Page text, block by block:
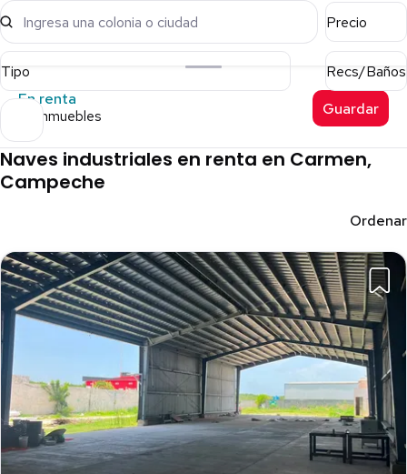
Ingresa una colonia o ciudad Precio
Tipo
Recs/Baños
En renta
24 inmuebles Guardar
Naves industriales en renta en Carmen,
Campeche
Ordenar